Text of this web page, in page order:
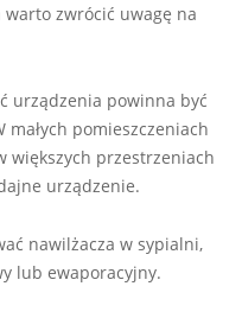
zwrócić uwagę na
urządzenia powinna być
pomieszczeniach
większych przestrzeniach
urządzenie.
nawilżacza w sypialni,
lub ewaporacyjny.